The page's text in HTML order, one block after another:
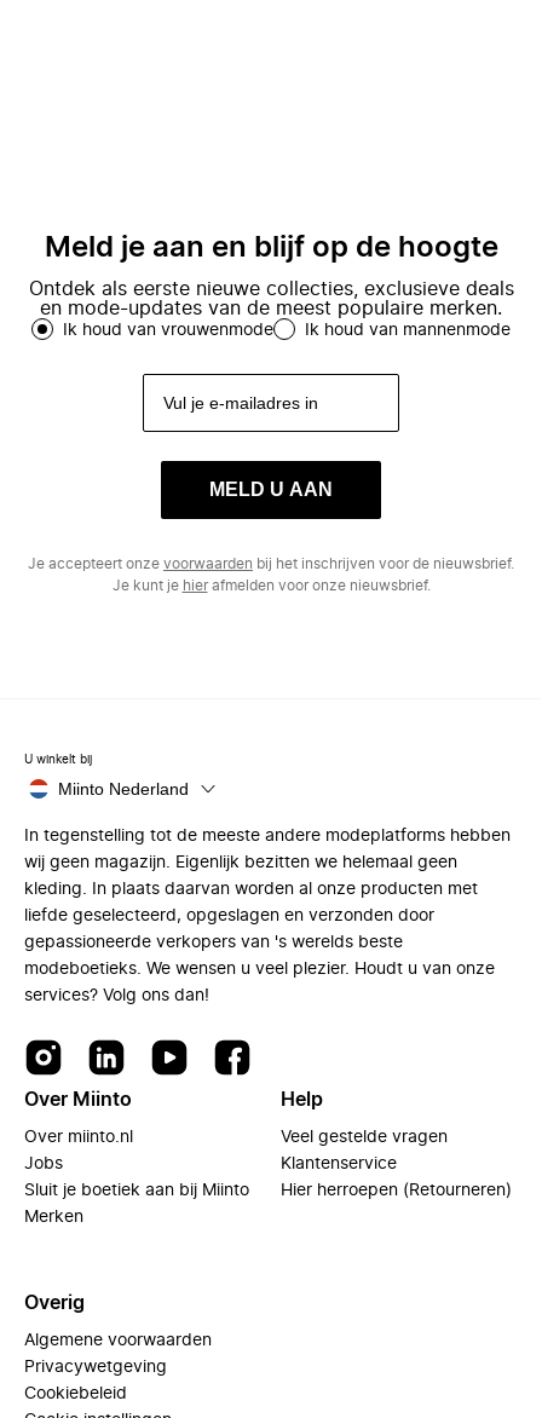
Meld je aan en blijf op de hoogte
Ontdek als eerste nieuwe collecties, exclusieve deals
en mode-updates van de meest populaire merken.
Ik houd van vrouwenmode Ik houd van mannenmode
MELD U AAN
Je accepteert onze voorwaarden bij het inschrijven voor de nieuwsbrief.
Je kunt je hierafmelden voor onze nieuwsbrief.
U winkelt bij
Miinto Nederland
In tegenstelling tot de meeste andere modeplatforms hebben
wij geen magazijn. Eigenlijk bezitten we helemaal geen
kleding. In plaats daarvan worden al onze producten met
liefde geselecteerd, opgeslagen en verzonden door
gepassioneerde verkopers van 's werelds beste
modeboetieks. We wensen u veel plezier. Houdt u van onze
services? Volg ons dan!
Over Miinto
Over miinto.nl
Jobs
Sluit je boetiek aan bij Miinto
Merken
Help
Veel gestelde vragen
Klantenservice
Hier herroepen (Retourneren)
Overig
Algemene voorwaarden
Privacywetgeving
Cookiebeleid